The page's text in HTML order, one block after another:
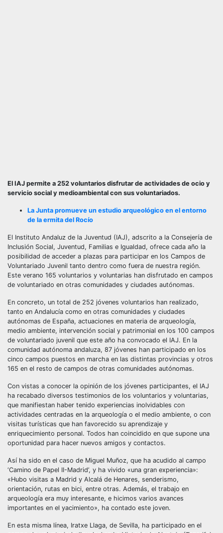
El IAJ permite a 252 voluntarios disfrutar de actividades de ocio y
servicio social y medioambiental con sus voluntariados.
La Junta promueve un estudio arqueológico en el entorno
de la ermita del Rocío
El Instituto Andaluz de la Juventud (IAJ), adscrito a la Consejería de
Inclusión Social, Juventud, Familias e Igualdad, ofrece cada año la
posibilidad de acceder a plazas para participar en los Campos de
Voluntariado Juvenil tanto dentro como fuera de nuestra región.
Este verano 165 voluntarios y voluntarias han disfrutado en campos
de voluntariado en otras comunidades y ciudades autónomas.
En concreto, un total de 252 jóvenes voluntarios han realizado,
tanto en Andalucía como en otras comunidades y ciudades
autónomas de España, actuaciones en materia de arqueología,
medio ambiente, intervención social y patrimonial en los 100 campos
de voluntariado juvenil que este año ha convocado el IAJ. En la
comunidad autónoma andaluza, 87 jóvenes han participado en los
cinco campos puestos en marcha en las distintas provincias y otros
165 en el resto de campos de otras comunidades autónomas.
Con vistas a conocer la opinión de los jóvenes participantes, el IAJ
ha recabado diversos testimonios de los voluntarios y voluntarias,
que manifiestan haber tenido experiencias inolvidables con
actividades centradas en la arqueología o el medio ambiente, o con
visitas turísticas que han favorecido su aprendizaje y
enriquecimiento personal. Todos han coincidido en que supone una
oportunidad para hacer nuevos amigos y contactos.
Así ha sido en el caso de Miguel Muñoz, que ha acudido al campo
‘Camino de Papel II-Madrid’, y ha vivido «una gran experiencia»:
«Hubo visitas a Madrid y Alcalá de Henares, senderismo,
orientación, rutas en bici, entre otras. Además, el trabajo en
arqueología era muy interesante, e hicimos varios avances
importantes en el yacimiento», ha contado este joven.
En esta misma línea, Iratxe Llaga, de Sevilla, ha participado en el